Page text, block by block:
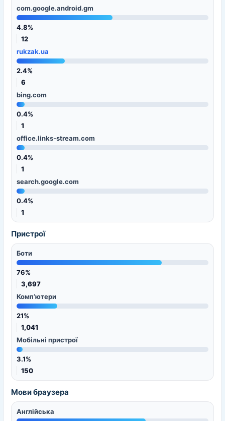
com.google.android.gm
4.8%
12
rukzak.ua
2.4%
6
bing.com
0.4%
1
office.links-stream.com
0.4%
1
search.google.com
0.4%
1
Пристрої
Боти
76%
3,697
Комп’ютери
21%
1,041
Мобільні пристрої
3.1%
150
Мови браузера
Англійська